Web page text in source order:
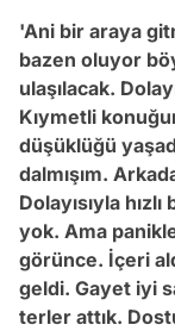
'Ani bir araya
bazen oluyor
ulaşılacak.
Kıymetli
düşüklüğü
dalmışım.
Dolayısıyla
yok. Ama
görünce. İçeri
geldi. Gayet iyi
terler attık.